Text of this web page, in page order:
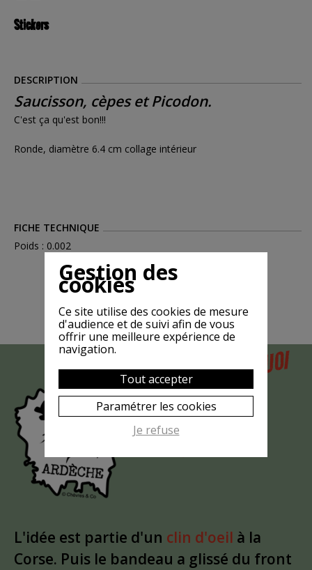
Stickers
DESCRIPTION
Saucisson, cèpes et Picodon.
C'est ça qu'est bon!!!
Ronde, diamètre 6.4 cm collage intérieur
FICHE TECHNIQUE
Poids : 0.002
MAISPOURQUOI
LA CHÈVRE
EST-ELLE
MASQUÉE
L'idée est partie d'un clin d'oeil à la
Corse. Puis le bandeau a glissé du front
Gestion des
cookies
Ce site utilise des cookies de mesure
d'audience et de suivi afin de vous
offrir une meilleure expérience de
navigation.
Tout accepter
Paramétrer les cookies
Je refuse